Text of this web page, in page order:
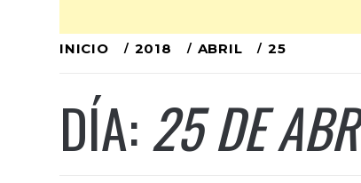
Ir
contenido
INICIO 2018 ABRIL 25
DÍA:25 DE